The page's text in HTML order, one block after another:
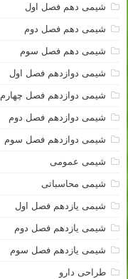
شیمی دهم فصل اول
شیمی دهم فصل دوم
شیمی دهم فصل سوم
شیمی دوازدهم فصل اول
شیمی دوازدهم فصل چهارم
شیمی دوازدهم فصل دوم
شیمی دوازدهم فصل سوم
شیمی عمومی
شیمی محاسباتی
شیمی یازدهم فصل اول
شیمی یازدهم فصل دوم
شیمی یازدهم فصل سوم
طراحی دارو